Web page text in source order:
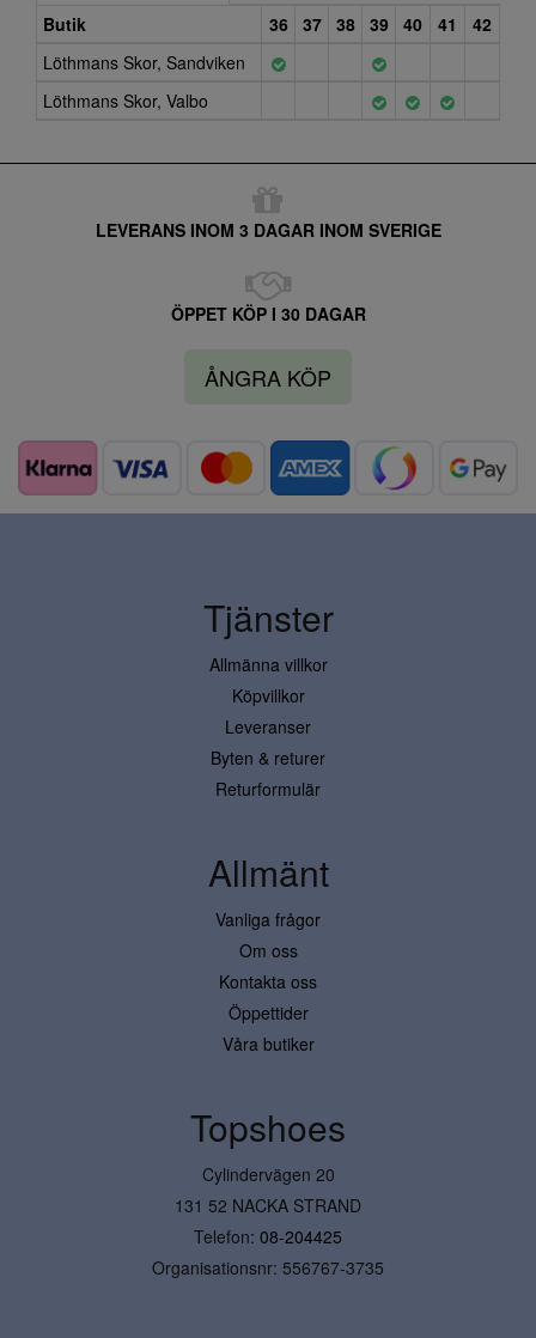
Butik
36 37 38 39 40 41
42
Löthmans Skor, Sandviken
Löthmans Skor, Valbo
LEVERANS INOM 3 DAGAR INOM SVERIGE
ÖPPET KÖP I 30 DAGAR
ÅNGRA KÖP
Tjänster
Allmänna villkor
Köpvillkor
Leveranser
Byten & returer
Returformulär
Allmänt
Vanliga frågor
Om oss
Kontakta oss
Öppettider
Våra butiker
Topshoes
Cylindervägen 20
131 52 NACKA STRAND
Telefon: 08-204425
Organisationsnr: 556767-3735